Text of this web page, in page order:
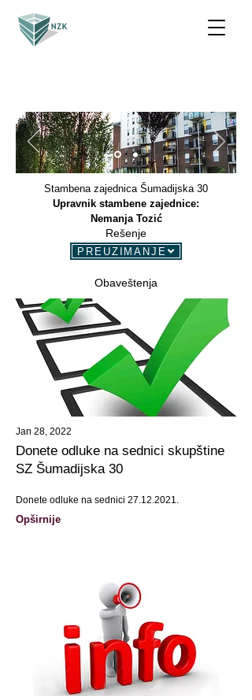
Stambena zajednica Šumadijska 30
Upravnik stambene zajednice:
Nemanja Tozić
Rešenje
PREUZIMANJE
Obaveštenja
Jan 28, 2022
Donete odluke na sednici skupštine
SZ Šumadijska 30
Donete odluke na sednici 27.12.2021.
Opširnije